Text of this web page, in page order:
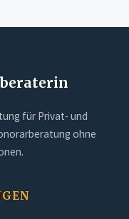
für Privat- und
ohne